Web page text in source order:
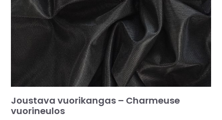
Joustava vuorikangas – Charmeuse
vuorineulos